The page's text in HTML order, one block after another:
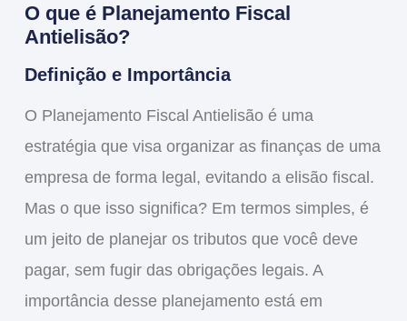
O que é Planejamento Fiscal
Antielisão?
Definição e Importância
O Planejamento Fiscal Antielisãoé uma
estratégia que visa organizar as finanças de uma
empresa de forma legal, evitando a elisão fiscal.
Mas o que isso significa? Em termos simples, é
um jeito de planejar os tributos que você deve
pagar, sem fugir das obrigações legais. A
importância desse planejamento está em